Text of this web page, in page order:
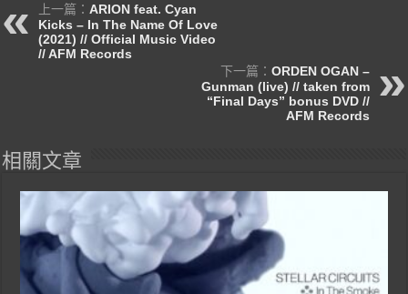
上一篇：ARION feat. Cyan
Kicks – In The Name Of Love
(2021) // Official Music Video
// AFM Records
下一篇： ORDEN OGAN –
Gunman (live) // taken from
“Final Days” bonus DVD //
AFM Records
相關文章